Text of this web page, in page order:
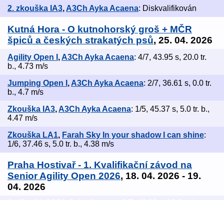
2. zkouška IA3, A3Ch Ayka Acaena: Diskvalifikován
Kutná Hora - O kutnohorský groš + MČR
špiců a českých strakatých psů, 25. 04. 2026
Agility Open I ,A3Ch Ayka Acaena: 4/7, 43.95 s, 20.0 tr.
b., 4.73 m/s
Jumping Open I , A3Ch Ayka Acaena: 2/7, 36.61 s, 0.0 tr.
b., 4.7 m/s
Zkouška IA3,A3Ch Ayka Acaena: 1/5, 45.37 s, 5.0 tr. b.,
4.47 m/s
Zkouška LA1, Farah Sky In your shadow I can shine:
1/6, 37.46 s, 5.0 tr. b., 4.38 m/s
Praha Hostivař - 1. Kvalifikační závod na
Senior Agility Open 2026, 18. 04. 2026 - 19.
04. 2026